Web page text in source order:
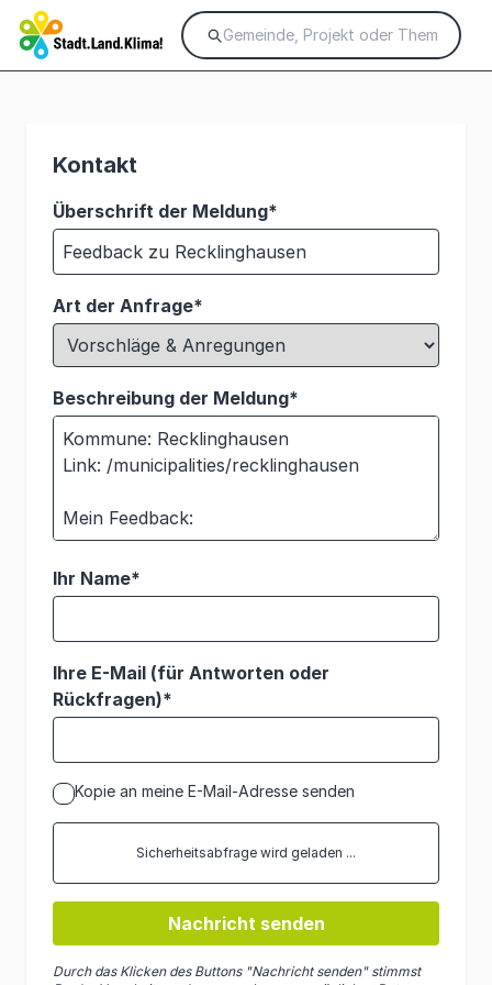
Kontakt
Überschrift der Meldung*
Art der Anfrage*
Beschreibung der Meldung*
Ihr Name*
Ihre E-Mail (für Antworten oder
Rückfragen)*
Kopie an meine E-Mail-Adresse senden
Sicherheitsabfrage wird geladen ...
Nachricht senden
Durch das Klicken des Buttons "Nachricht senden" stimmst